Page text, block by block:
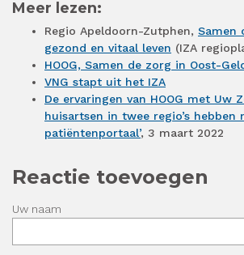
Meer lezen:
Regio Apeldoorn-Zutphen, Samen
gezond en vitaal leven (IZA
HOOG, Samen de zorg in Oost-
VNG stapt uit het IZA
De ervaringen van HOOG met Uw
huisartsen in twee regio’s hebben
patiëntenportaal’, 3 maart 2022
Reactie toevoegen
Uw naam